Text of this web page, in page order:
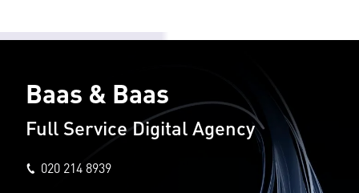
Baas & Baas
Full Service Digital Agency
020 214 8939